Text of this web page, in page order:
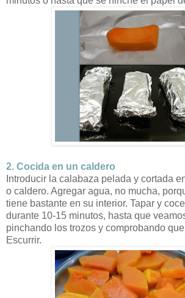
2. Cocida en un caldero
Introducir la calabaza pelada y cortada
o caldero. Agregar agua, no mucha,
tiene bastante en su interior. Tapar y
durante 10-15 minutos, hasta que
pinchando los trozos y comprobando
Escurrir.